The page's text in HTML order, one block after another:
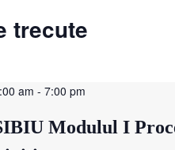
trecute
am -7:00 pm
Modulul I